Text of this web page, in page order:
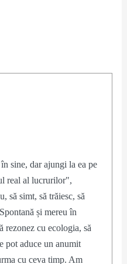
sine, dar ajungi la ea pe
real al lucrurilor",
să simt, să trăiesc, să
și mereu în
rezonez cu ecologia, să
pot aduce un anumit
cu ceva timp. Am